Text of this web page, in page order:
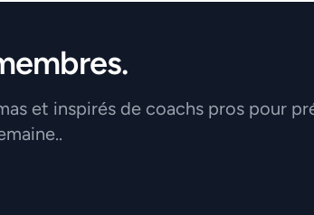
et inspirés de coachs pros pour